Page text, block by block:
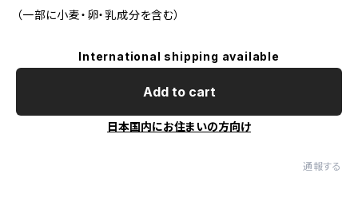
（一部に小麦・卵・乳成分を含む）
International shipping available
Add to cart
日本国内にお住まいの方向け
通報する